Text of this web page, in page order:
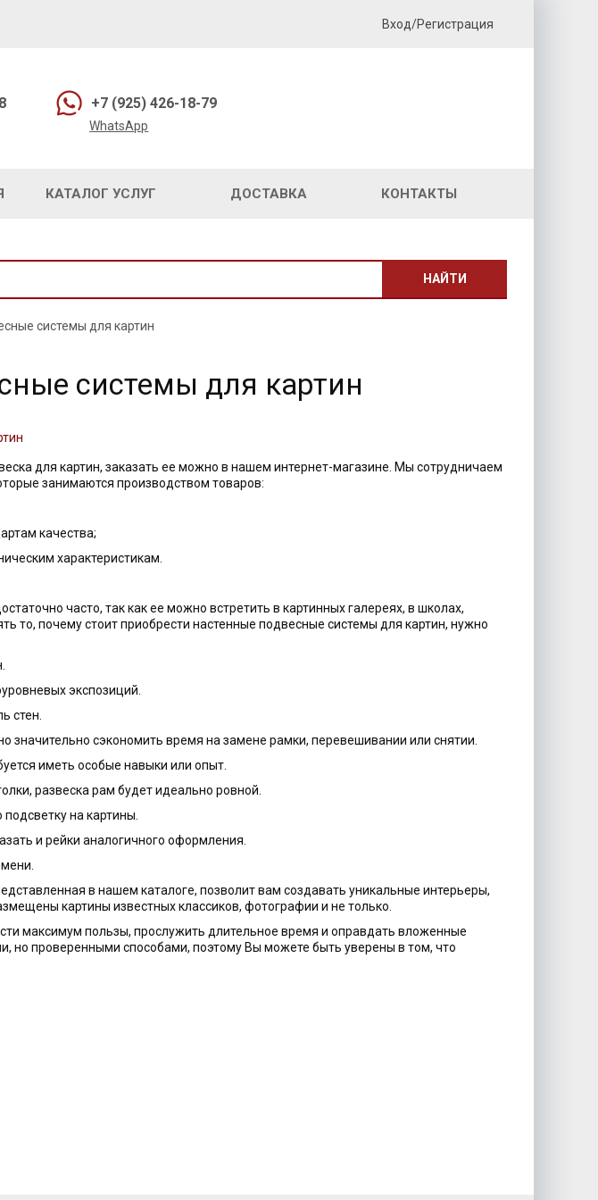
Вход/Регистрация
+7 (925) 426-18-79
WhatsApp
КАТАЛОГ УСЛУГ ДОСТАВКА КОНТАКТЫ
НАЙТИ
системы для картин
системы для картин
для картин, заказать ее можно в нашем интернет-магазине. Мы сотрудничаем
занимаются производством товаров:
качества;
характеристикам.
часто, так как ее можно встретить в картинных галереях, в школах,
то, почему стоит приобрести настенные подвесные системы для картин, нужно
экспозиций.
стен.
значительно сэкономить время на замене рамки, перевешивании или снятии.
иметь особые навыки или опыт.
развеска рам будет идеально ровной.
на картины.
и рейки аналогичного оформления.
в нашем каталоге, позволит вам создавать уникальные интерьеры,
картины известных классиков, фотографии и не только.
максимум пользы, прослужить длительное время и оправдать вложенные
но проверенными способами, поэтому Вы можете быть уверены в том, что